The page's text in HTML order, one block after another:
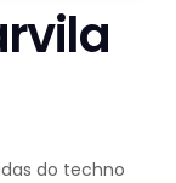
do techno